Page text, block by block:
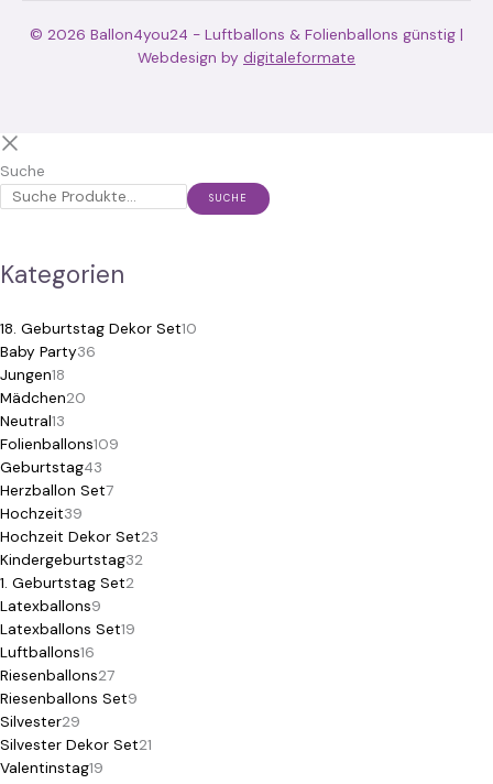
© 2026 Ballon4you24 - Luftballons & Folienballons günstig |
Webdesign by digitaleformate
Suche
SUCHE
Kategorien
18. Geburtstag Dekor Set10
Baby Party36
Jungen18
Mädchen20
Neutral13
Folienballons109
Geburtstag43
Herzballon Set7
Hochzeit39
Hochzeit Dekor Set23
Kindergeburtstag32
1. Geburtstag Set2
Latexballons9
Latexballons Set19
Luftballons16
Riesenballons27
Riesenballons Set9
Silvester29
Silvester Dekor Set21
Valentinstag19